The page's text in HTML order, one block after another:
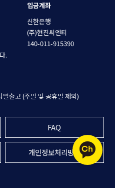
.
입금계좌
신한은행
(주)현진씨엔티
140-011-915390
출고 (주말 및 공휴일 제외)
FAQ
개인정보처리방침